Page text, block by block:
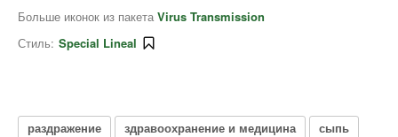
Больше иконок из пакета Virus Transmission
Стиль: Special Lineal
раздражение здравоохранение и медицина
сыпь